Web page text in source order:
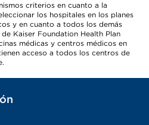
criterios en cuanto a la
los hospitales en los planes
y en cuanto a todos los demás
Kaiser Foundation Health Plan
médicas y centros médicos en
acceso a todos los centros de